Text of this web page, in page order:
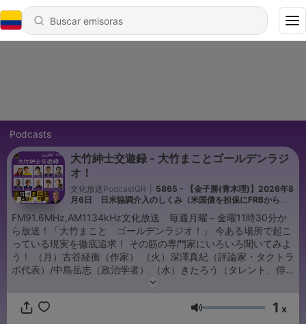
Podcasts
大竹紳士交遊録 - 大竹まことゴールデンラジ
オ！
文化放送PodcastQR
5865 - 【金子勝(青木理)】2026年8
月6日 日米協調介入のしくみ（米国債を担保にFRBから借
金して円買い／為替介入の為の金は全て国民にツケ／年金
(GPIF)に手をつけ外為特会に手をつけ借金）
FM91.6MHz,AM1134kHz文化放送 毎週月曜～金曜11時30分か
ら放送！「大竹まこと ゴールデンラジオ！」 今ある場所で起こ
っている現実を徹底追求！ その筋の専門家にいろいろ聞いてみよ
う！ （月）古谷経衡（作家） （火）深澤真紀（評論家・タクトラ
ボ代表）/中島岳志（政治学者） （水）きたろう（タレント、俳
優） （木）関口靖彦（株式会社KADOKAWA 学芸・文化局 局長
郎（小説家、文芸評論家） （金）金子勝(慶應義塾大学名誉教
Volumen 1 x